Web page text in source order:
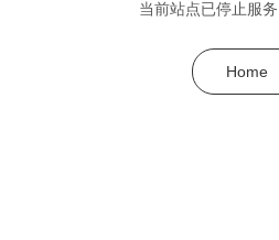
当前站点已停止服务
Home